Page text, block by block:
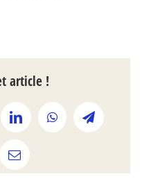
article !
LinkedInWhatsAppTelegram
Email